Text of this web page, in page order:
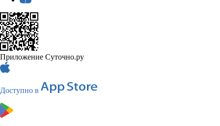
Приложение Суточно.ру
Доступно в